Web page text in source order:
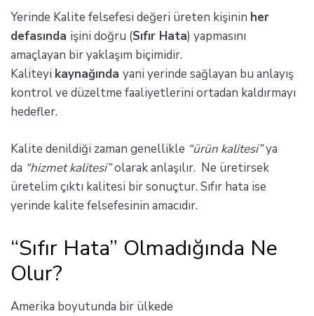
Yerinde Kalite felsefesi değeri üreten kişinin her
defasında işini doğru (Sıfır Hata) yapmasını
amaçlayan bir yaklaşım biçimidir.
Kaliteyi kaynağında yani yerinde sağlayan bu anlayış
kontrol ve düzeltme faaliyetlerini ortadan kaldırmayı
hedefler.
Kalite denildiği zaman genellikle “ürün kalitesi”ya
da “hizmetkalitesi”olarak anlaşılır. Ne üretirsek
üretelim çıktı kalitesi bir sonuçtur. Sıfır hata ise
yerinde kalite felsefesinin amacıdır.
“Sıfır Hata” Olmadığında Ne
Olur?
Amerika boyutunda bir ülkede